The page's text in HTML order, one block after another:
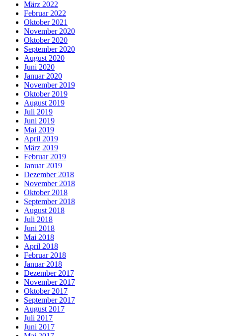
März 2022
Februar 2022
Oktober 2021
November 2020
Oktober 2020
September 2020
August 2020
Juni 2020
Januar 2020
November 2019
Oktober 2019
August 2019
Juli 2019
Juni 2019
Mai 2019
April 2019
März 2019
Februar 2019
Januar 2019
Dezember 2018
November 2018
Oktober 2018
September 2018
August 2018
Juli 2018
Juni 2018
Mai 2018
April 2018
Februar 2018
Januar 2018
Dezember 2017
November 2017
Oktober 2017
September 2017
August 2017
Juli 2017
Juni 2017